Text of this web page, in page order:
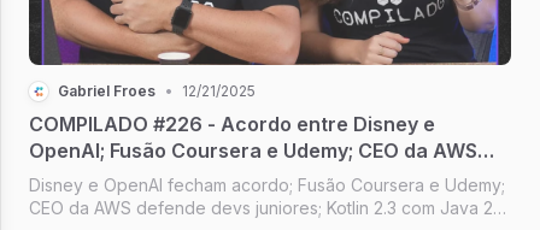
Gabriel Froes • 12/21/2025
COMPILADO #226 - Acordo entre Disney e
OpenAI; Fusão Coursera e Udemy; CEO da AWS
defende devs jr; Kotlin 2.3 com Java 25; Instagram
Reels para TVs
Disney e OpenAI fecham acordo; Fusão Coursera e Udemy;
CEO da AWS defende devs juniores; Kotlin 2.3 com Java 25;